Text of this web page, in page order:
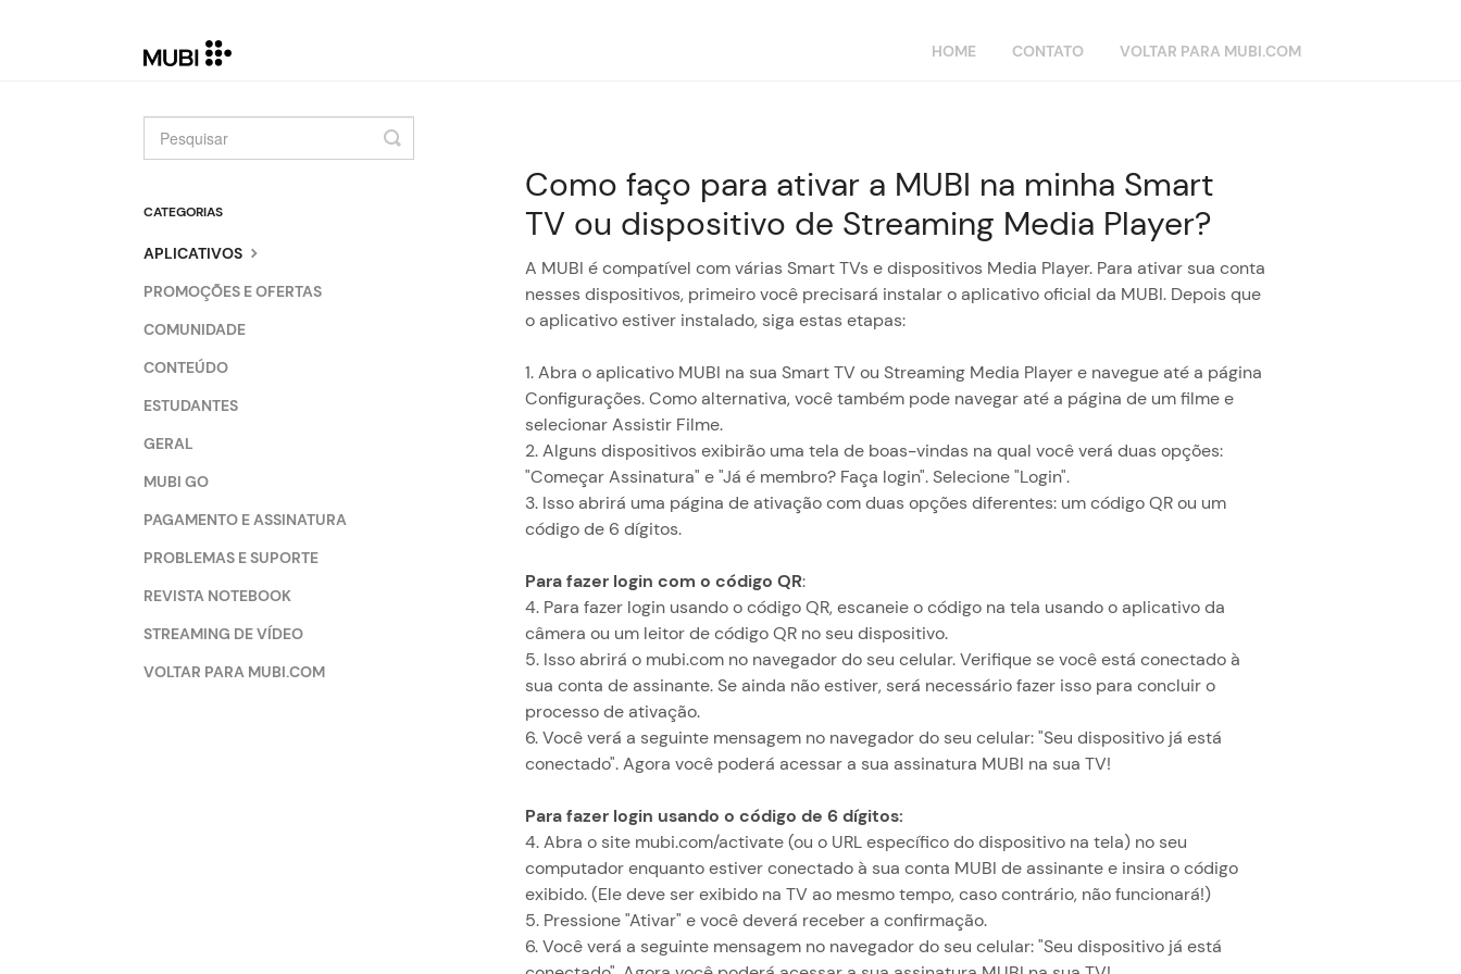
HOME CONTATO VOLTAR PARA MUBI.COM
Como faço para ativar a MUBI na minha Smart
TV ou dispositivo de Streaming Media Player?
A MUBI é compatível com várias Smart TVs e dispositivos Media Player. Para ativar sua conta
nesses dispositivos, primeiro você precisará instalar o aplicativo oficial da MUBI. Depois que
o aplicativo estiver instalado, siga estas etapas:
1. Abra o aplicativo MUBI na sua Smart TV ou Streaming Media Player e navegue até a página
Configurações. Como alternativa, você também pode navegar até a página de um filme e
selecionar Assistir Filme.
2. Alguns dispositivos exibirão uma tela de boas-vindas na qual você verá duas opções:
"Começar Assinatura" e "Já é membro? Faça login". Selecione "Login".
3. Isso abrirá uma página de ativação com duas opções diferentes: um código QR ou um
código de 6 dígitos.
Para fazer login com o código QR:
4. Para fazer login usando o código QR, escaneie o código na tela usando o aplicativo da
câmera ou um leitor de código QR no seu dispositivo.
5. Isso abrirá o mubi.com no navegador do seu celular. Verifique se você está conectado à
sua conta de assinante. Se ainda não estiver, será necessário fazer isso para concluir o
processo de ativação.
6. Você verá a seguinte mensagem no navegador do seu celular: "Seu dispositivo já está
conectado". Agora você poderá acessar a sua assinatura MUBI na sua TV!
Para fazer login usando o código de 6 dígitos:
4. Abra o site mubi.com/activate (ou o URL específico do dispositivo na tela) no seu
computador enquanto estiver conectado à sua conta MUBI de assinante e insira o código
exibido. (Ele deve ser exibido na TV ao mesmo tempo, caso contrário, não funcionará!)
5. Pressione "Ativar" e você deverá receber a confirmação.
6. Você verá a seguinte mensagem no navegador do seu celular: "Seu dispositivo já está
Toggle
Search
CATEGORIAS
APLICATIVOS
PROMOÇÕES E OFERTAS
COMUNIDADE
CONTEÚDO
ESTUDANTES
GERAL
MUBI GO
PAGAMENTO E ASSINATURA
PROBLEMAS E SUPORTE
REVISTA NOTEBOOK
STREAMING DE VÍDEO
VOLTAR PARA MUBI.COM